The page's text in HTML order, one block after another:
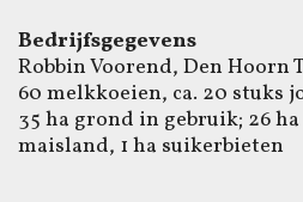
Bedrijfsgegevens
Robbin Voorend, Den Hoorn
60 melkkoeien, ca. 20 stuks
35 ha grond in gebruik; 26
maisland, 1 ha suikerbieten